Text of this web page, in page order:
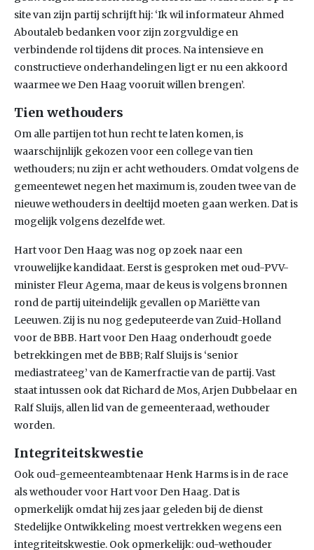
site van zijn partij schrijft hij: ‘Ik wil informateur Ahmed
Aboutaleb bedanken voor zijn zorgvuldige en
verbindende rol tijdens dit proces. Na intensieve en
constructieve onderhandelingen ligt er nu een akkoord
waarmee we Den Haag vooruit willen brengen’.
Tien wethouders
Om alle partijen tot hun recht te laten komen, is
waarschijnlijk gekozen voor een college van tien
wethouders; nu zijn er acht wethouders. Omdat volgens de
gemeentewet negen het maximum is, zouden twee van de
nieuwe wethouders in deeltijd moeten gaan werken. Dat is
mogelijk volgens dezelfde wet.
Hart voor Den Haag was nog op zoek naar een
vrouwelijke kandidaat. Eerst is gesproken met oud-PVV-
minister Fleur Agema, maar de keus is volgens bronnen
rond de partij uiteindelijk gevallen op Mariëtte van
Leeuwen. Zij is nu nog gedeputeerde van Zuid-Holland
voor de BBB. Hart voor Den Haag onderhoudt goede
betrekkingen met de BBB; Ralf Sluijs is ‘senior
mediastrateeg’ van de Kamerfractie van de partij. Vast
staat intussen ook dat Richard de Mos, Arjen Dubbelaar en
Ralf Sluijs, allen lid van de gemeenteraad, wethouder
worden.
Integriteitskwestie
Ook oud-gemeenteambtenaar Henk Harms is in de race
als wethouder voor Hart voor Den Haag. Dat is
opmerkelijk omdat hij zes jaar geleden bij de dienst
Stedelijke Ontwikkeling moest vertrekken wegens een
integriteitskwestie. Ook opmerkelijk: oud-wethouder